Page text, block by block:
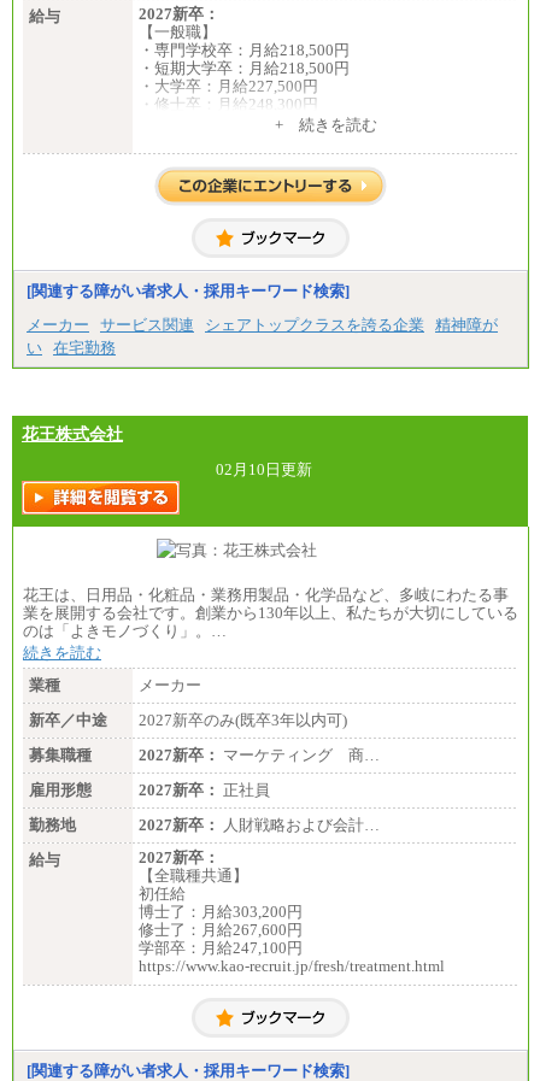
給与
2027新卒：
【一般職】
・専門学校卒：月給218,500円
・短期大学卒：月給218,500円
・大学卒：月給227,500円
・修士卒：月給248,300円
・博士卒：月給257,300円
【総合職】
・大学卒：月給253,500円
・修士卒：月給261,500円
※2025年度実績
※試用期間3か月中も給与に変更はございません
中途：
全職種共通
最低月給200,000円以上
+ 続きを読む
[関連する障がい者求人・採用キーワード検索]
メーカー
サービス関連 シェアトップクラスを誇る企業
精神障が
い 在宅勤務
花王株式会社
02月10日更新
花王は、日用品・化粧品・業務用製品・化学品など、多岐にわたる事
業を展開する会社です。創業から130年以上、私たちが大切にしている
のは「よきモノづくり」。…
続きを読む
業種
メーカー
新卒／中途
2027新卒のみ(既卒3年以内可)
募集職種
2027新卒： マーケティング 商…
雇用形態
2027新卒： 正社員
勤務地
2027新卒：
人財戦略および会計…
給与
2027新卒：
【全職種共通】
初任給
博士了：月給303,200円
修士了：月給267,600円
学部卒：月給247,100円
https://www.kao-recruit.jp/fresh/treatment.html
[関連する障がい者求人・採用キーワード検索]